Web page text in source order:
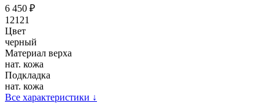
6 450 ₽
12121
Цвет
черный
Материал верха
нат. кожа
Подкладка
нат. кожа
Все характеристики ↓